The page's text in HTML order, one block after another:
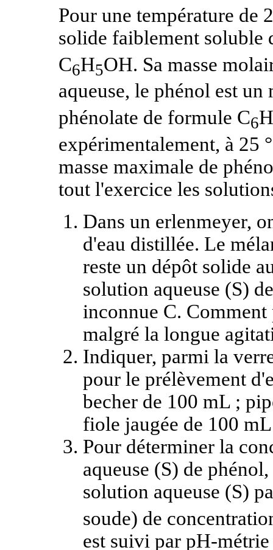
Pour une température de
solide faiblement soluble
C6H5OH. Sa masse
aqueuse, le phénol est
phénolate de formule C6H
expérimentalement, à 25
masse maximale de
tout l'exercice les
Dans un erlenmeyer,
d'eau distillée. Le
reste un dépôt solide
solution aqueuse (S)
inconnue C.
malgré la longue
Indiquer, parmi la
pour le prélèvement
becher de 100 mL ;
fiole jaugée de 100
Pour déterminer la
aqueuse (S) de
solution aqueuse (S)
soude) de
est suivi par pH-